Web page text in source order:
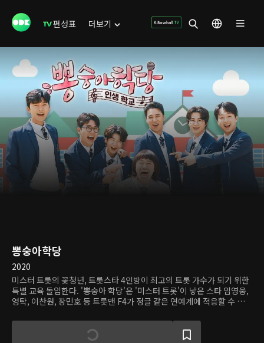
편성표 더보기
뽕숭아학당
2020
미스터 트롯의 꽃청년, 트롯스타 4인방이 최고의 트롯 가수가 되기 위한
특별 교육 돌입한다. '뽕숭아 학당'은 '미스터 트롯'이 낳은 스타 임영웅,
영탁, 이찬원, 장민호 등 트롯맨 F4가 정글 같은 연예계에 적응할 수 있도
레전드들에게 송라이팅과 무대 매너 등을 배우고 전설들과 특별한 컬래
버레이션 무대도 준비한다. 또한 담임교사 붐을 비롯한 여러 트레이너와